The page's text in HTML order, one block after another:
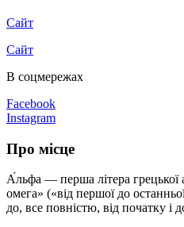
Сайт
Сайт
В соцмережах
Facebook
Instagram
Про місце
А́льфа — перша літера грецької
омега» («від першої до
до, все повністю, від початку і